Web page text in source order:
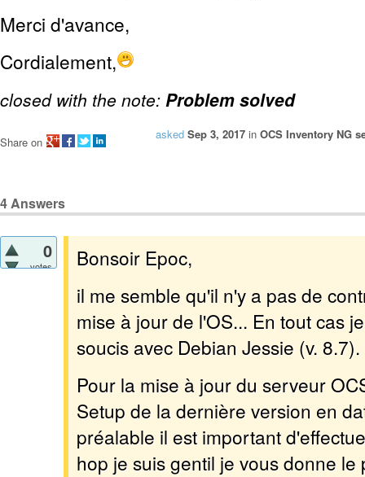
Merci d'avance,
Cordialement,
closed with the note: Problem solved
asked Sep 3, 2017 in OCS Inventory NG
Share on
4Answers
0
votes
Bonsoir Epoc,
il me semble qu'il n'y a pas de
mise à jour de l'OS... En tout cas
soucis avec Debian Jessie (v. 8.7).
Pour la mise à jour du serveur
Setup de la dernière version en
préalable il est important
hop je suis gentil je vous donne le